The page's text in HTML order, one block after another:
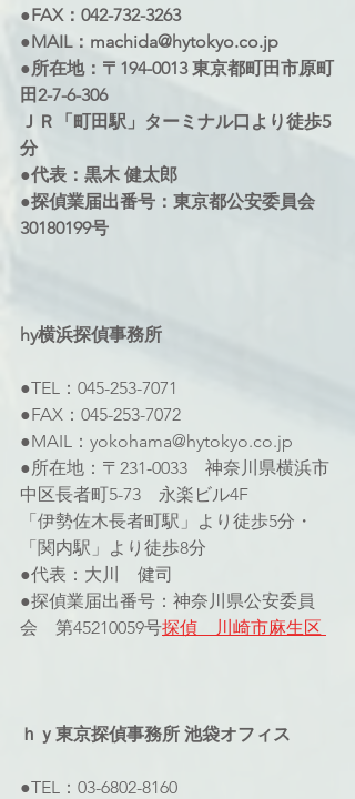
●FAX：042-732-3263
●MAIL：machida@hytokyo.co.jp
●所在地：〒194-0013 東京都町田市原町
田2-7-6-306
ＪＲ「町田駅」ターミナル口より徒歩5
分
●代表：黒木 健太郎
●探偵業届出番号：東京都公安委員会
30180199号
hy横浜探偵事務所
●TEL：045-253-7071
●FAX：045-253-7072
●MAIL：yokohama@hytokyo.co.jp
●所在地：〒231-0033　神奈川県横浜市
中区長者町5-73　永楽ビル4F
「伊勢佐木長者町駅」より徒歩5分・
「関内駅」より徒歩8分
●代表：大川　健司
●探偵業届出番号：神奈川県公安委員
会　第45210059号探偵　川崎市麻生区
ｈｙ東京探偵事務所 池袋オフィス
●TEL：03-6802-8160